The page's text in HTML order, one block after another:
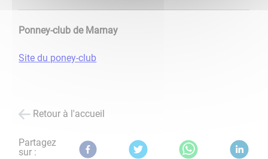
Ponney-club de Marnay
Site du poney-club
Retour à l'accueil
Partagez
sur :